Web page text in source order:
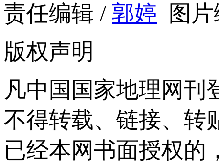
责任编辑 / 郭婷 图
版权声明
凡中国国家地理网刊
不得转载、链接、转
已经本网书面授权的